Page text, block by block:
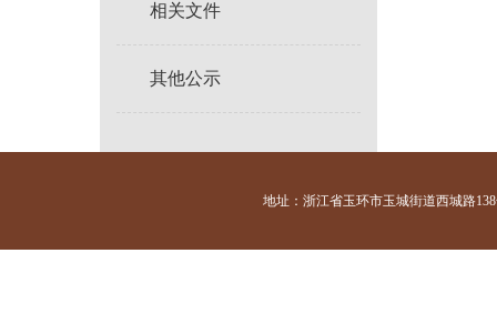
相关文件
其他公示
地址：浙江省玉环市玉城街道西城路